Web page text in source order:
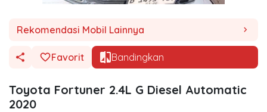
Rekomendasi Mobil Lainnya chevron_right
Favorit Bandingkan
Toyota Fortuner 2.4L G Diesel Automatic
2020